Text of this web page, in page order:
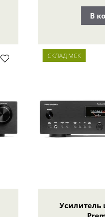
В
СКЛАД МСК
Усилитель